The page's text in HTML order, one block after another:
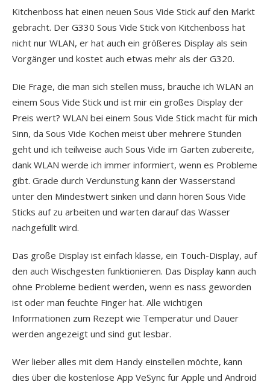
Kitchenboss hat einen neuen Sous Vide Stick auf den Markt
gebracht. Der G330 Sous Vide Stick von Kitchenboss hat
nicht nur WLAN, er hat auch ein größeres Display als sein
Vorgänger und kostet auch etwas mehr als der G320.
Die Frage, die man sich stellen muss, brauche ich WLAN an
einem Sous Vide Stick und ist mir ein großes Display der
Preis wert? WLAN bei einem Sous Vide Stick macht für mich
Sinn, da Sous Vide Kochen meist über mehrere Stunden
geht und ich teilweise auch Sous Vide im Garten zubereite,
dank WLAN werde ich immer informiert, wenn es Probleme
gibt. Grade durch Verdunstung kann der Wasserstand
unter den Mindestwert sinken und dann hören Sous Vide
Sticks auf zu arbeiten und warten darauf das Wasser
nachgefüllt wird.
Das große Display ist einfach klasse, ein Touch-Display, auf
den auch Wischgesten funktionieren. Das Display kann auch
ohne Probleme bedient werden, wenn es nass geworden
ist oder man feuchte Finger hat. Alle wichtigen
Informationen zum Rezept wie Temperatur und Dauer
werden angezeigt und sind gut lesbar.
Wer lieber alles mit dem Handy einstellen möchte, kann
dies über die kostenlose App VeSync für Apple und Android